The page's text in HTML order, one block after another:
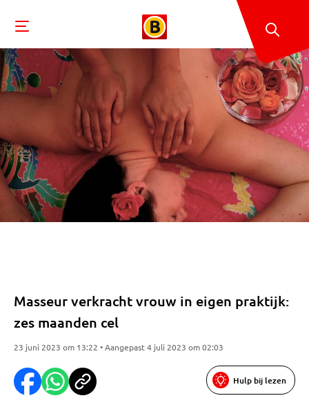
Masseur verkracht vrouw in eigen praktijk:
zes maanden cel
23 juni 2023 om 13:22 • Aangepast 4 juli 2023 om 02:03
Hulp bij lezen